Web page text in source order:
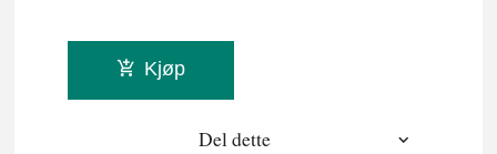
Kjøp
Del dette